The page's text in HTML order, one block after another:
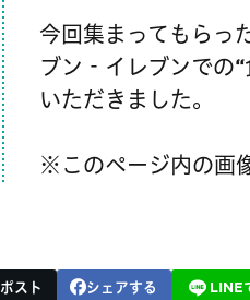
今回集まってもらっ
ブン‐イレブンでの“
いただきました。
※このページ内の画
ポスト シェアする LINE